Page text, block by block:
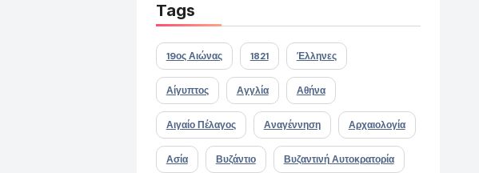
Tags
19ος Αιώνας 1821 Έλληνες
Αίγυπτος Αγγλία Αθήνα
Αιγαίο Πέλαγος Αναγέννηση Αρχαιολογία
Ασία Βυζάντιο Βυζαντινή Αυτοκρατορία